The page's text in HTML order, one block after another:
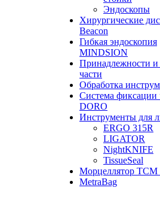
Эндоскопы
Хирургические
Beacon
Гибкая эндоскопия
MINDSION
Принадлежности и
части
Обработка
Система фиксации
DORO
Инструменты для
ERGO 315R
LIGATOR
NightKNIFE
TissueSeal
Морцеллятор ТСМ
MetraBag